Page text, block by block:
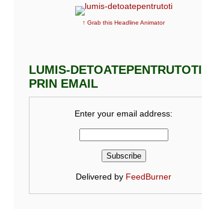
↑ Grab this Headline Animator
LUMIS-DETOATEPENTRUTOTI
PRIN EMAIL
Enter your email address:
Delivered by FeedBurner